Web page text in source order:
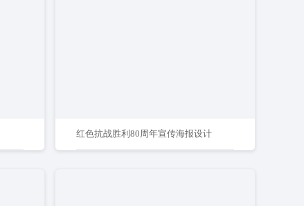
红色抗战胜利80周年宣传海报设计